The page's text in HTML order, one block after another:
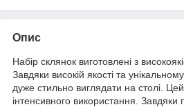
Опис
Набір склянок виготовлені з
Завдяки високій якості та
дуже стильно виглядати на столі.
інтенсивного використання.